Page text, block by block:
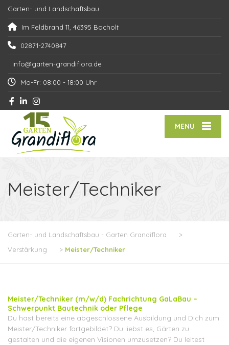
Garten- und Landschaftsbau
Im Feldbrand 11, 46395 Bocholt
02871-2740847
info@garten-grandiflora.de
Mo-Fr: 08:00 - 18:00 Uhr
MENU
Meister/Techniker
Garten- und Landschaftsbau - Garten Grandiflora
>
Verstärkung
> Meister/Techniker
Meister/Techniker (m/w/d) Fachrichtung GaLaBau –
Schwerpunkt Bautechnik oder Pflege
Du hast bereits eine abgeschlossene Ausbildung und Dich zum
Meister/Techniker fortgebildet? Du liebst es, Gärten zu
gestalten und die eigenen Visionen umzusetzen? Du leitest